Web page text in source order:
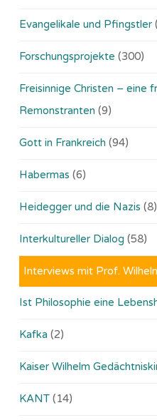
Evangelikale und Pfingstler
Forschungsprojekte (300)
Freisinnige Christen – eine
Remonstranten (9)
Gott in Frankreich (94)
Habermas (6)
Heidegger und die Nazis (8)
Interkultureller Dialog (58)
Interviews mit Prof.
Ist Philosophie eine
Kafka (2)
Kaiser Wilhelm
KANT (14)